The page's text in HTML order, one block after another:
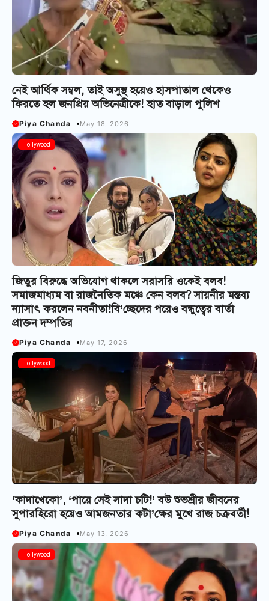
নেই আর্থিক সম্বল, তাই অসুস্থ হয়েও হাসপাতাল থেকেও
ফিরতে হল জনপ্রিয় অভিনেত্রীকে! হাত বাড়াল পুলিশ
Piya Chanda May 18, 2026
Tollywood
জিতুর বিরুদ্ধে অভিযোগ থাকলে সরাসরি ওকেই বলব!
সমাজমাধ্যম বা রাজনৈতিক মঞ্চে কেন বলব? সায়নীর মন্তব্য
ন্যাসাৎ করলেন নবনীতা!বি’চ্ছেদের পরেও বন্ধুত্বের বার্তা
প্রাক্তন দম্পতির
Piya Chanda May 17, 2026
Tollywood
‘কাদাখেকো’, ‘পায়ে সেই সাদা চটি!’ বউ শুভশ্রীর জীবনের
সুপারহিরো হয়েও আমজনতার কটা’ক্ষের মুখে রাজ চক্রবর্তী!
Piya Chanda May 13, 2026
Tollywood